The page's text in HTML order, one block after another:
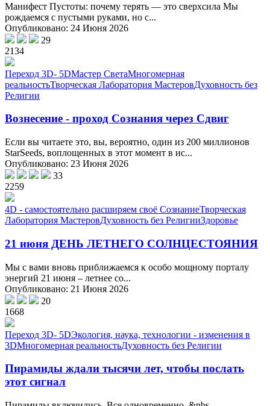
Манифест Пустоты: почему терять — это сверхсила Мы
рождаемся с пустыми руками, но с...
Опубликовано: 24 Июня 2026
29
2134
Переход 3D- 5DМастер СветаМногомерная
реальностьТворческая Лаборатория МастеровДуховность без
Религии
Вознесение - проход Сознания через Сдвиг
Если вы читаете это, вы, вероятно, один из 200 миллионов
StarSeeds, воплощенных в этот момент в ис...
Опубликовано: 23 Июня 2026
33
2259
4D - самостоятельно расширяем своё СознаниеТворческая
Лаборатория МастеровДуховность без РелигииЗдоровье
21 июня ДЕНЬ ЛЕТНЕГО СОЛНЦЕСТОЯНИЯ
Мы с вами вновь приближаемся к особо мощному порталу
энергий 21 июня – летнее со...
Опубликовано: 21 Июня 2026
20
1668
Переход 3D- 5DЭкология, наука, технологии - изменения в
3DМногомерная реальностьДуховность без Религии
Пирамиды ждали тысячи лет, чтобы послать
этот сигнал